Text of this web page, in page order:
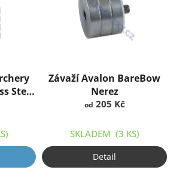
Steel
Závaží Avalon BareBow
Nerez
od 205 Kč
SKLADEM (3 KS)
Detail